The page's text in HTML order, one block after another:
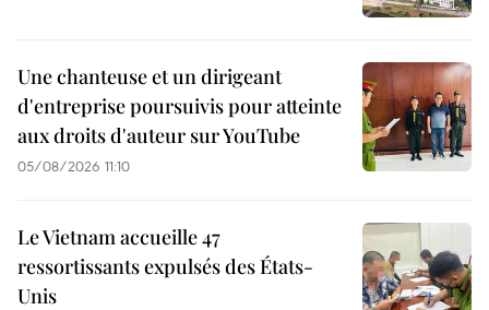
Une chanteuse et un dirigeant
d'entreprise poursuivis pour atteinte
aux droits d'auteur sur YouTube
05/08/2026 11:10
Le Vietnam accueille 47
ressortissants expulsés des États-
Unis